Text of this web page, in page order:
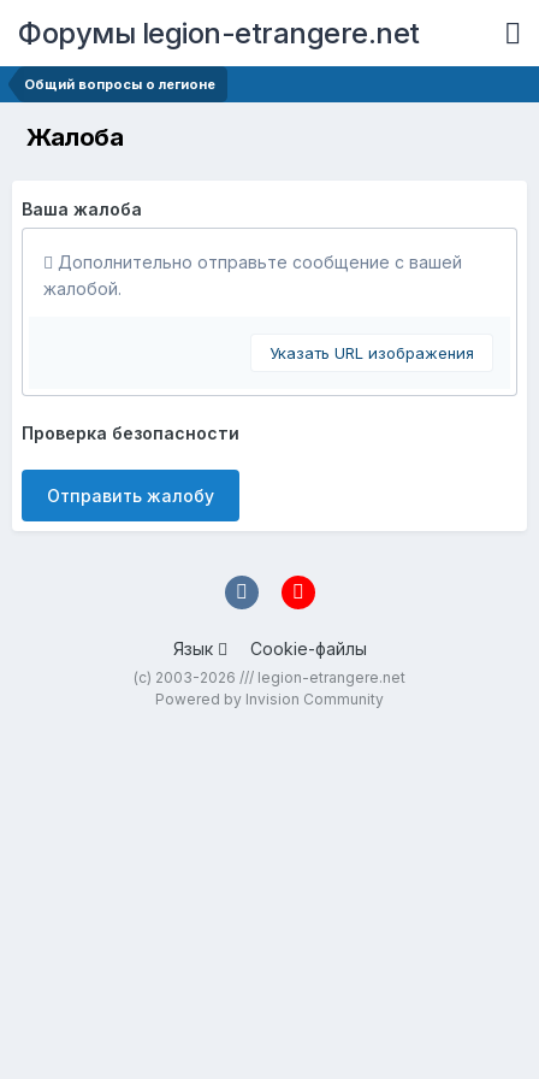
Форумы legion-etrangere.net
Общий вопросы о легионе
Жалоба
Ваша жалоба
Дополнительно отправьте сообщение с вашей
жалобой.
Указать URL изображения
Проверка безопасности
Отправить жалобу
Язык Cookie-файлы
(c) 2003-2026 /// legion-etrangere.net
Powered by Invision Community